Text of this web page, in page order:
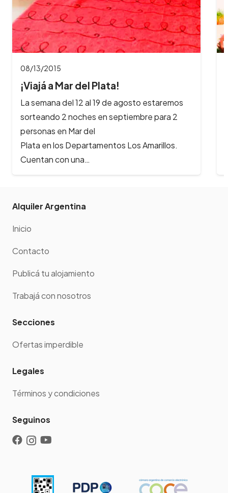
08/13/2015
¡Viajá a Mar del Plata!
La semana del 12 al 19 de agosto estaremos
sorteando 2 noches en septiembre para 2
personas en Mar del
Plata en los Departamentos Los Amarillos.
Cuentan con una…
Alquiler Argentina
Inicio
Contacto
Publicá tu alojamiento
Trabajá con nosotros
Secciones
Ofertas imperdible
Legales
Términos y condiciones
Seguinos